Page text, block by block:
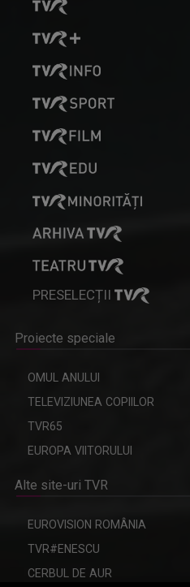
PRESELECȚII
Proiecte speciale
OMUL ANULUI
TELEVIZIUNEA COPIILOR
TVR65
EUROPA VIITORULUI
Alte site-uri TVR
EUROVISION ROMÂNIA
TVR#ENESCU
CERBUL DE AUR